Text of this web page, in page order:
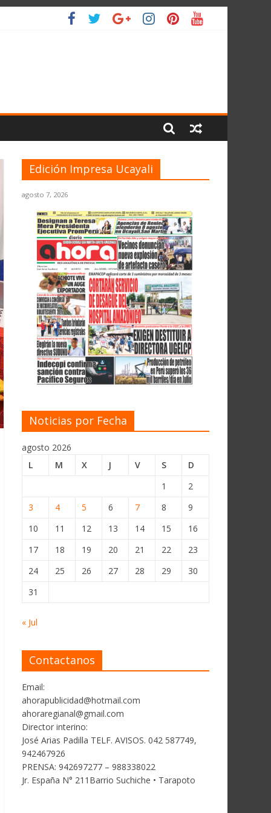
Edición Impresa Ucayali
agosto 7, 2026
Noticias por Fecha
agosto 2026
L
M X J V S
D
1
2
3
4 5 6 7 8
9
10
11 12 13 14 15
16
17
18 19 20 21 22
23
24
25 26 27 28 29
30
31
« Jul
Contactanos
Email:
ahorapublicidad@hotmail.com
ahoraregianal@gmail.com
Director interino:
José Arias Padilla TELF. AVISOS. 042 587749,
942467926
PRENSA: 942697277 – 988338022
Jr. España N° 211Barrio Suchiche • Tarapoto